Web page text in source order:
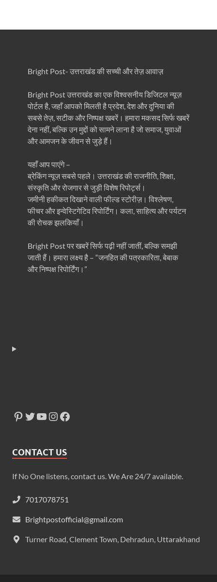
Bright Post- उत्तराखंड की सच्ची और तेज़ आवाज़
Bright Post उत्तराखंड का एक विश्वसनीय डिजिटल न्यूज़
पोर्टल है, जहाँ आपको मिलती है प्रदेश, देश और दुनिया की
सबसे तेज़, सटीक और निष्पक्ष खबरें। हमारा मकसद सिर्फ खबरें
देना नहीं, बल्कि उन मुद्दों को सामने लाना है जो समाज, युवाओं
और आमजन के जीवन से जुड़े हैं।
यहाँ आप पाएंगे –
ब्रेकिंग न्यूज़ सबसे पहले। उत्तराखंड की राजनीति, शिक्षा,
संस्कृति और रोजगार से जुड़ी विशेष रिपोर्ट्स।
जमीनी हकीकत दिखाने वाली फील्ड स्टोरीज़। विश्लेषण,
फीचर और इन्वेस्टिगेटिव रिपोर्टिंग। कला, साहित्य और पर्यटन
की रोचक झलकियाँ।
Bright Post पर खबरें सिर्फ पढ़ी नहीं जातीं, बल्कि समझी
जाती हैं। हमारा लक्ष्य है – “जनहित की पत्रकारिता, बेबाक
और निष्पक्ष रिपोर्टिंग।”
CONTACT US
If No One listens, contact us. We Are 24/7 available.
7017078751
Brightpostofficial@gmail.com
Turner Road, Clement Town, Dehradun, Uttarakhand